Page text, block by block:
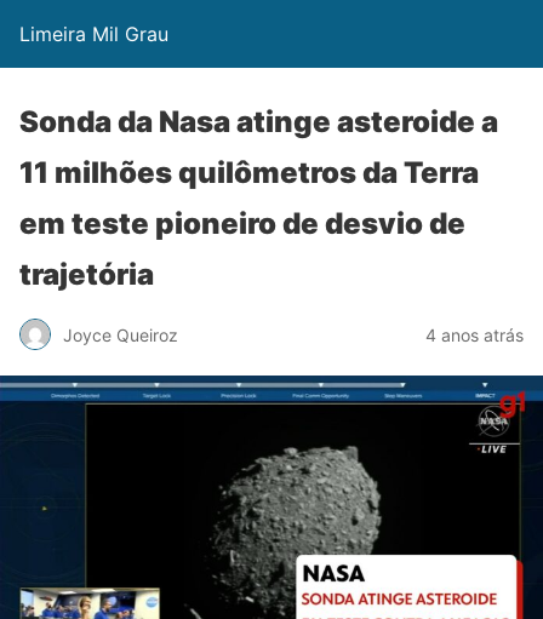
Limeira Mil Grau
Sonda da Nasa atinge asteroide a
11 milhões quilômetros da Terra
em teste pioneiro de desvio de
trajetória
Joyce Queiroz 4 anos atrás